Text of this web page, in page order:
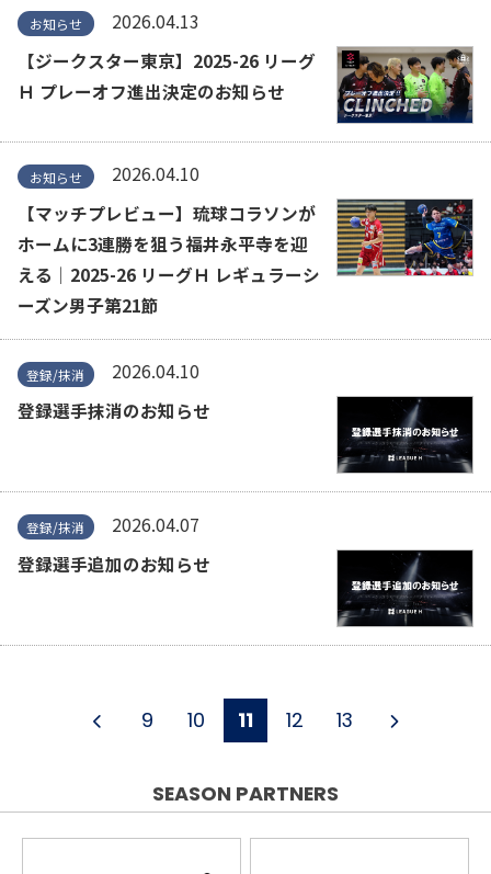
お知らせ
2026.04.13
【ジークスター東京】2025-26 リーグ
Ｈ プレーオフ進出決定のお知らせ
お知らせ
2026.04.10
【マッチプレビュー】琉球コラソンが
ホームに3連勝を狙う福井永平寺を迎
える│2025-26 リーグＨ レギュラーシ
ーズン男子第21節
登録/抹消
2026.04.10
登録選手抹消のお知らせ
登録/抹消
2026.04.07
登録選手追加のお知らせ
9 10 11 12 13
SEASON PARTNERS